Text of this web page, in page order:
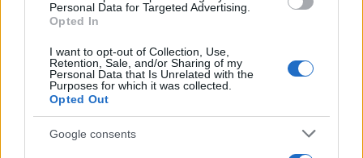
Personal Data for Targeted Advertising.
Opted In
I want to opt-out of Collection, Use,
Retention, Sale, and/or Sharing of my
Personal Data that Is Unrelated with the
Purposes for which it was collected.
Opted Out
Google consents